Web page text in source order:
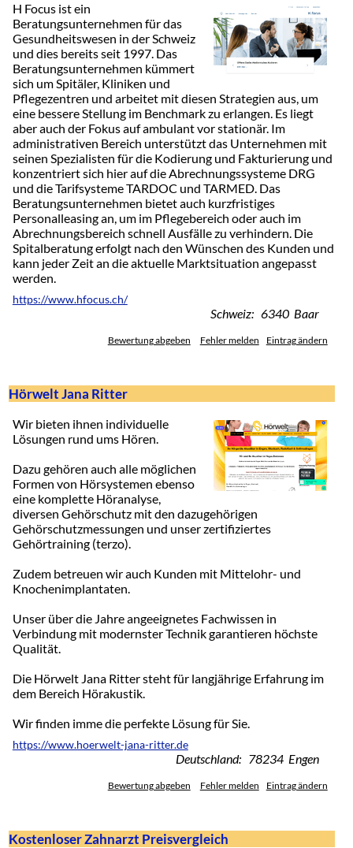
H Focus ist ein
Beratungsunternehmen für das
Gesundheitswesen in der Schweiz
und dies bereits seit 1997. Das
Beratungsunternehmen kümmert
sich um Spitäler, Kliniken und
Pflegezentren und arbeitet mit diesen Strategien aus, um
eine bessere Stellung im Benchmark zu erlangen. Es liegt
aber auch der Fokus auf ambulant vor stationär. Im
administrativen Bereich unterstützt das Unternehmen mit
seinen Spezialisten für die Kodierung und Fakturierung und
konzentriert sich hier auf die Abrechnungssysteme DRG
und die Tarifsysteme TARDOC und TARMED. Das
Beratungsunternehmen bietet auch kurzfristiges
Personalleasing an, um im Pflegebereich oder auch im
Abrechnungsbereich schnell Ausfälle zu verhindern. Die
Spitalberatung erfolgt nach den Wünschen des Kunden und
kann jeder Zeit an die aktuelle Marktsituation angepasst
werden.
https://www.hfocus.ch/
Schweiz: 6340 Baar
Bewertung abgeben Fehler melden Eintrag ändern
Hörwelt Jana Ritter
Wir bieten ihnen individuelle
Lösungen rund ums Hören.
Dazu gehören auch alle möglichen
Formen von Hörsystemen ebenso
eine komplette Höranalyse,
diversen Gehörschutz mit den dazugehörigen
Gehörschutzmessungen und unser zertifiziertes
Gehörtraining (terzo).
Zudem betreuen wir auch Kunden mit Mittelohr- und
Knochenimplantaten.
Unser über die Jahre angeeignetes Fachwissen in
Verbindung mit modernster Technik garantieren höchste
Qualität.
Die Hörwelt Jana Ritter steht für langjährige Erfahrung im
dem Bereich Hörakustik.
Wir finden imme die perfekte Lösung für Sie.
https://www.hoerwelt-jana-ritter.de
Deutschland: 78234 Engen
Bewertung abgeben Fehler melden Eintrag ändern
Kostenloser Zahnarzt Preisvergleich